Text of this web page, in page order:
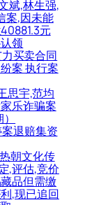
斌,林生强,
案,因未能
元
领
力买卖合同
案 执行案
思宇,范均
乐诈骗案
退赔集资
朝文化传
,评估,竞价
品但需缴
,现已追回